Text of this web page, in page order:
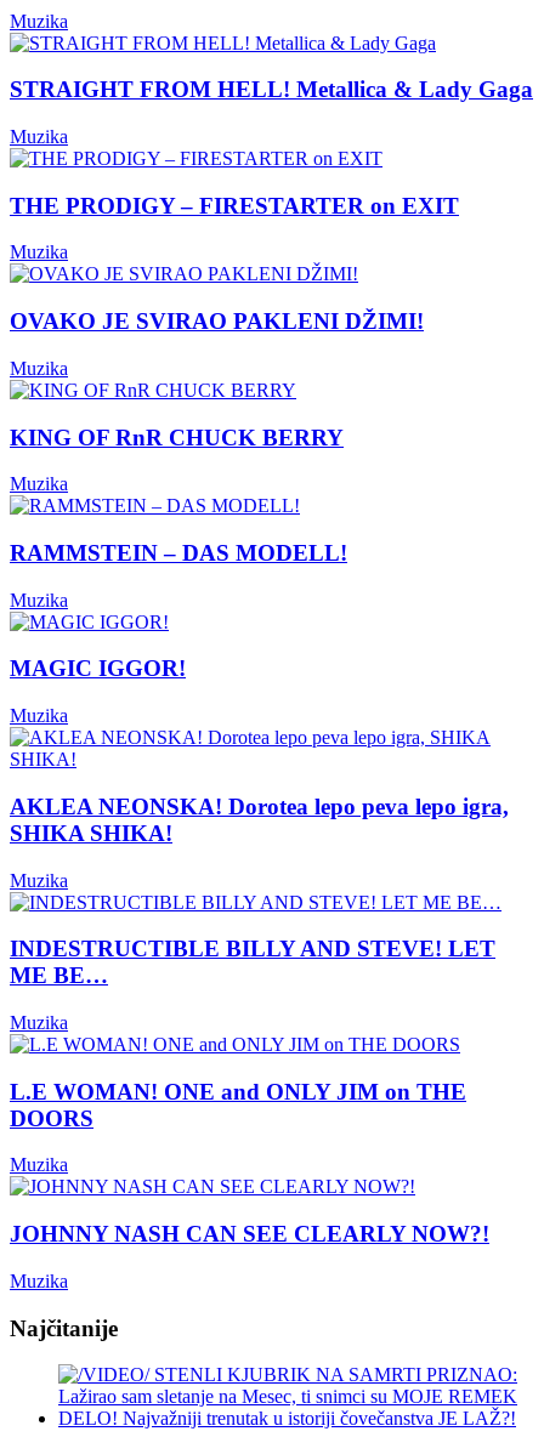
Muzika
STRAIGHT FROM HELL! Metallica & Lady Gaga
Muzika
THE PRODIGY – FIRESTARTER on EXIT
Muzika
OVAKO JE SVIRAO PAKLENI DŽIMI!
Muzika
KING OF RnR CHUCK BERRY
Muzika
RAMMSTEIN – DAS MODELL!
Muzika
MAGIC IGGOR!
Muzika
AKLEA NEONSKA! Dorotea lepo peva lepo igra,
SHIKA SHIKA!
Muzika
INDESTRUCTIBLE BILLY AND STEVE! LET
ME BE…
Muzika
L.E WOMAN! ONE and ONLY JIM on THE
DOORS
Muzika
JOHNNY NASH CAN SEE CLEARLY NOW?!
Muzika
Najčitanije